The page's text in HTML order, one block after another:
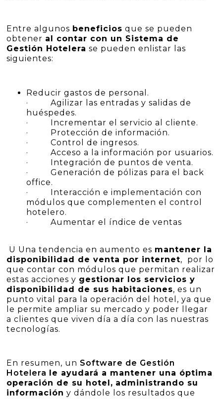
Entre algunos beneficios que se pueden
obtener al contar con un Sistema de
Gestión Hotelera se pueden enlistar las
siguientes:
Reducir gastos de personal.
· Agilizar las entradas y salidas de
huéspedes.
· Incrementar el servicio al cliente.
· Protección de información.
· Control de ingresos.
· Acceso a la información por usuarios.
· Integración de puntos de venta.
· Generación de pólizas para el back
office.
· Interacción e implementación con
módulos que complementen el control
hotelero.
· Aumentar el índice de ventas
U Una tendencia en aumento es mantener la
disponibilidad de venta por internet, por lo
que contar con módulos que permitan realizar
estas acciones y gestionar los servicios y
disponibilidad de sus habitaciones, es un
punto vital para la operación del hotel, ya que
le permite ampliar su mercado y poder llegar
a clientes que viven día a día con las nuestras
tecnologías.
En resumen, un Software de Gestión
Hotelera
le ayudará a mantener una óptima
operación de su hotel, administrando su
información y dándole los resultados que